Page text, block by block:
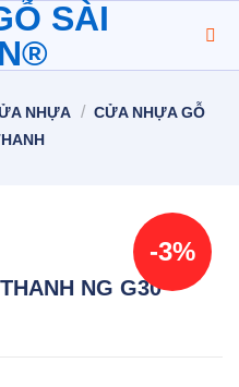
NHỰA / CỬA NHỰA GỖ
-3%
NG G30